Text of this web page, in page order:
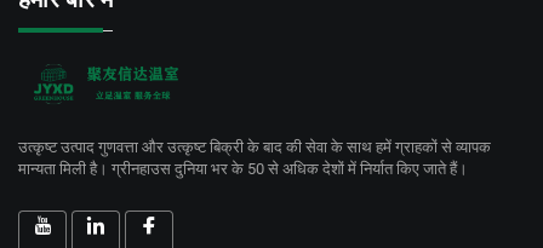
उत्कृष्ट उत्पाद गुणवत्ता और उत्कृष्ट बिक्री के बाद की सेवा के साथ हमें ग्राहकों से व्यापक
मान्यता मिली है। ग्रीनहाउस दुनिया भर के 50 से अधिक देशों में निर्यात किए जाते हैं।